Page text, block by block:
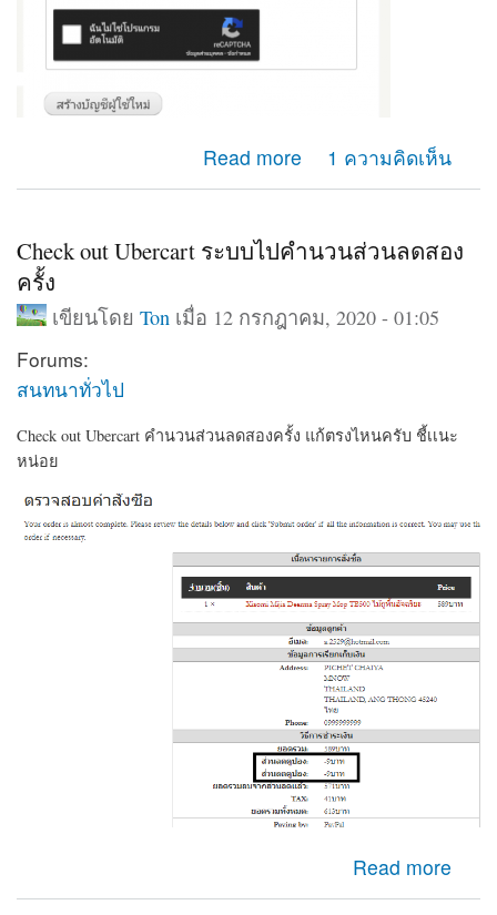
Read more
about ยากจะเเยกหน้า เข้าสู่ระบบ หน้าสร้างบัญชีผู้ไช้ใหม่
ออกจากกัน ปรับตรงใหนครับ
1 ความคิดเห็น
Check out Ubercart ระบบไปคำนวนส่วนลดสอง
ครั้ง
เขียนโดย Ton เมื่อ 12 กรกฎาคม, 2020 - 01:05
Forums:
สนทนาทั่วไป
Check out Ubercart คำนวนส่วนลดสองครั้ง แก้ตรงไหนครับ ชี้เเนะ
หน่อย
Read more
about Check out Ubercart ระบบไปคำนวนส่วนลดสองครั้ง